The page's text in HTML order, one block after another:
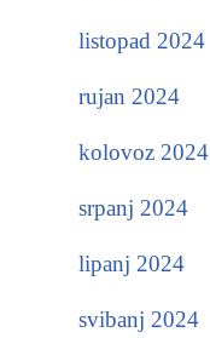
listopad 2024
rujan 2024
kolovoz 2024
srpanj 2024
lipanj 2024
svibanj 2024